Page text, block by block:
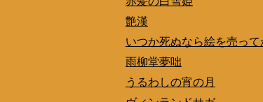
艶漢
いつか死ぬなら絵を売って
雨柳堂夢咄
うるわしの宵の月